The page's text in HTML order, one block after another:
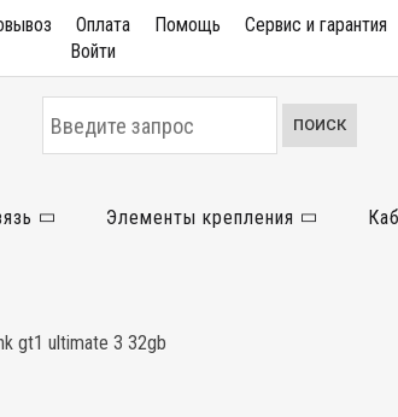
Оплата Помощь
Сервис и гарантия
Войти
ПОИСК
Элементы крепления
gt1 ultimate 3 32gb